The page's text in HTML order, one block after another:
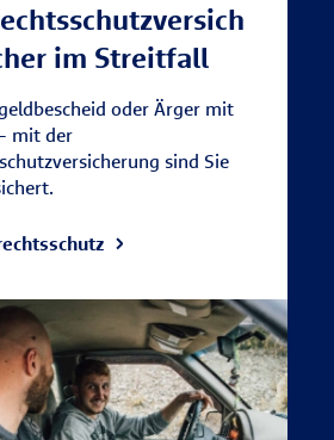
im Streitfall
oder Ärger mit
mit der
sind Sie